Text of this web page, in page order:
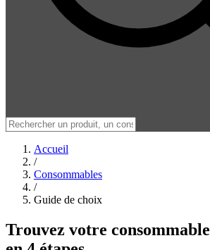
Accueil
/
Consommables
/
Guide de choix
Trouvez votre consommable